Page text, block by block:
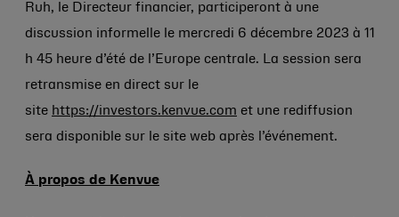
Ruh, le Directeur financier, participeront à une
discussion informelle le mercredi 6 décembre 2023 à 11
h 45 heure d’été de l’Europe centrale. La session sera
retransmise en direct sur le
site https://investors.kenvue.com et une rediffusion
sera disponible sur le site web après l’événement.
À propos de Kenvue